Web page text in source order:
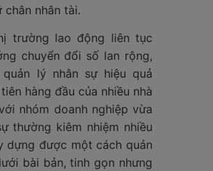
nhân tài.
trường lao động liên tục
chuyển đổi số lan rộng,
lý nhân sự hiệu quả
hàng đầu của nhiều nhà
nhóm doanh nghiệp vừa
thường kiêm nhiệm nhiều
dựng được một cách quản
bài bản, tinh gọn nhưng